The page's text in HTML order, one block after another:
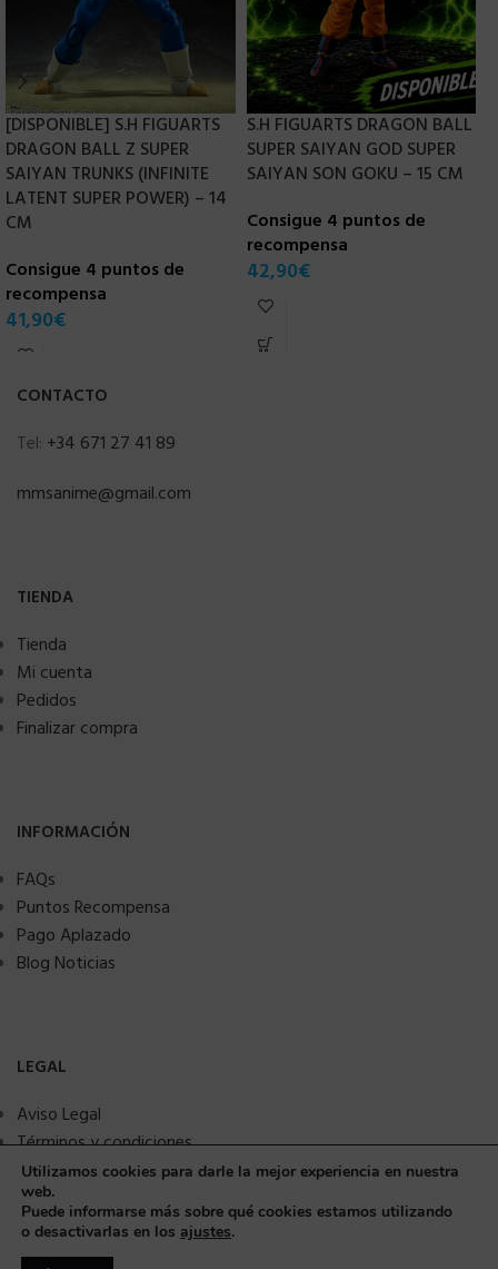
[DISPONIBLE] S.H FIGUARTS
DRAGON BALL Z SUPER
SAIYAN TRUNKS (INFINITE
LATENT SUPER POWER) – 14
CM
Consigue 4 puntos de
recompensa
41,90€
S.H FIGUARTS DRAGON BALL
SUPER SAIYAN GOD SUPER
SAIYAN SON GOKU – 15 CM
Consigue 4 puntos de
recompensa
42,90€
CONTACTO
Tel: +34 671 27 41 89
mmsanime@gmail.com
TIENDA
Tienda
Mi cuenta
Pedidos
Finalizar compra
INFORMACIÓN
FAQs
Puntos Recompensa
Pago Aplazado
Blog Noticias
LEGAL
Aviso Legal
Términos y condiciones
Política de privacidad
Política de Cookies
Seguridad y protección a compradores
Utilizamos cookies para darle la mejor experiencia en nuestra
web.
Puede informarse más sobre qué cookies estamos utilizando
o desactivarlas en los ajustes.